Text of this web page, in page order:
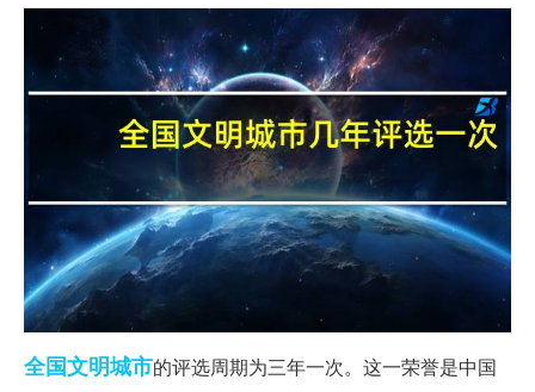
全国文明城市的评选周期为三年一次。这一荣誉是中国